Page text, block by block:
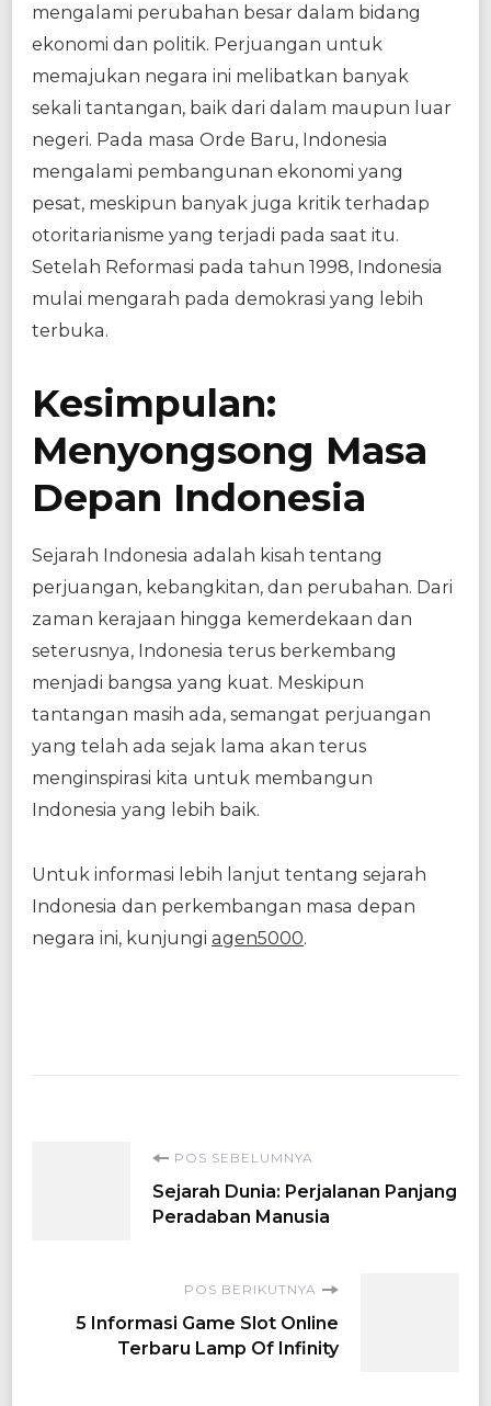
mengalami perubahan besar dalam bidang
ekonomi dan politik. Perjuangan untuk
memajukan negara ini melibatkan banyak
sekali tantangan, baik dari dalam maupun luar
negeri. Pada masa Orde Baru, Indonesia
mengalami pembangunan ekonomi yang
pesat, meskipun banyak juga kritik terhadap
otoritarianisme yang terjadi pada saat itu.
Setelah Reformasi pada tahun 1998, Indonesia
mulai mengarah pada demokrasi yang lebih
terbuka.
Kesimpulan:
Menyongsong Masa
Depan Indonesia
Sejarah Indonesia adalah kisah tentang
perjuangan, kebangkitan, dan perubahan. Dari
zaman kerajaan hingga kemerdekaan dan
seterusnya, Indonesia terus berkembang
menjadi bangsa yang kuat. Meskipun
tantangan masih ada, semangat perjuangan
yang telah ada sejak lama akan terus
menginspirasi kita untuk membangun
Indonesia yang lebih baik.
Untuk informasi lebih lanjut tentang sejarah
Indonesia dan perkembangan masa depan
negara ini, kunjungi agen5000.
Navigasi
Artikel
POS SEBELUMNYA
Sejarah Dunia: Perjalanan Panjang
Peradaban Manusia
POS BERIKUTNYA
5 Informasi Game Slot Online
Terbaru Lamp Of Infinity